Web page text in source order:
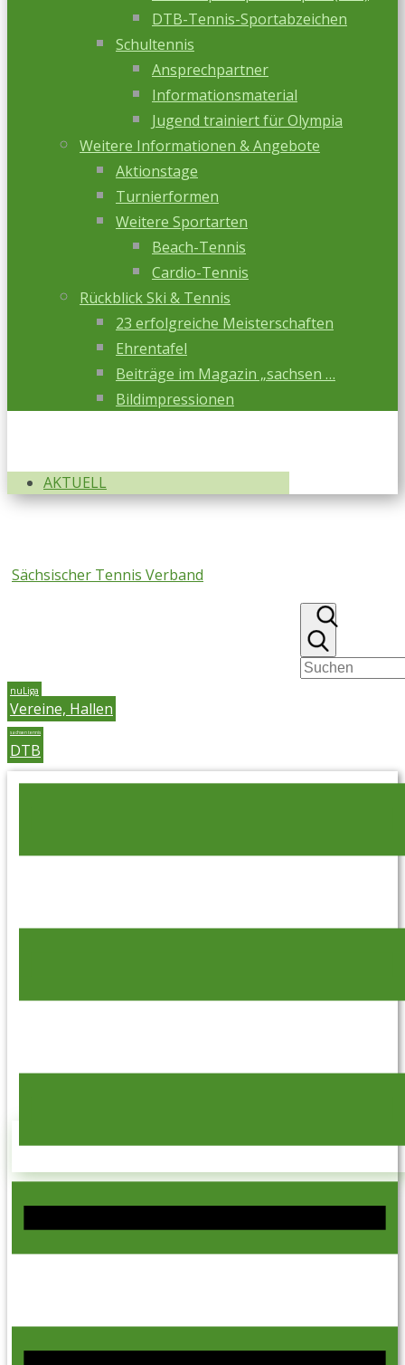
DTB-Tennis-Sportabzeichen
Schultennis
Ansprechpartner
Informationsmaterial
Jugend trainiert für Olympia
Weitere Informationen & Angebote
Aktionstage
Turnierformen
Weitere Sportarten
Beach-Tennis
Cardio-Tennis
Rückblick Ski & Tennis
23 erfolgreiche Meisterschaften
Ehrentafel
Beiträge im Magazin „sachsen …
Bildimpressionen
AKTUELL
Sächsischer Tennis Verband
nuLiga
Vereine, Hallen
sachsen tennis
DTB